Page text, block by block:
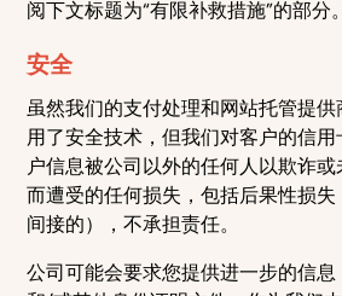
阅下文标题为“有限补救措施”的部分。
安全
虽然我们的支付处理和网站托管提
用了安全技术，但我们对客户的信
户信息被公司以外的任何人以欺诈
而遭受的任何损失，包括后果性损
间接的），不承担责任。
公司可能会要求您提供进一步的信